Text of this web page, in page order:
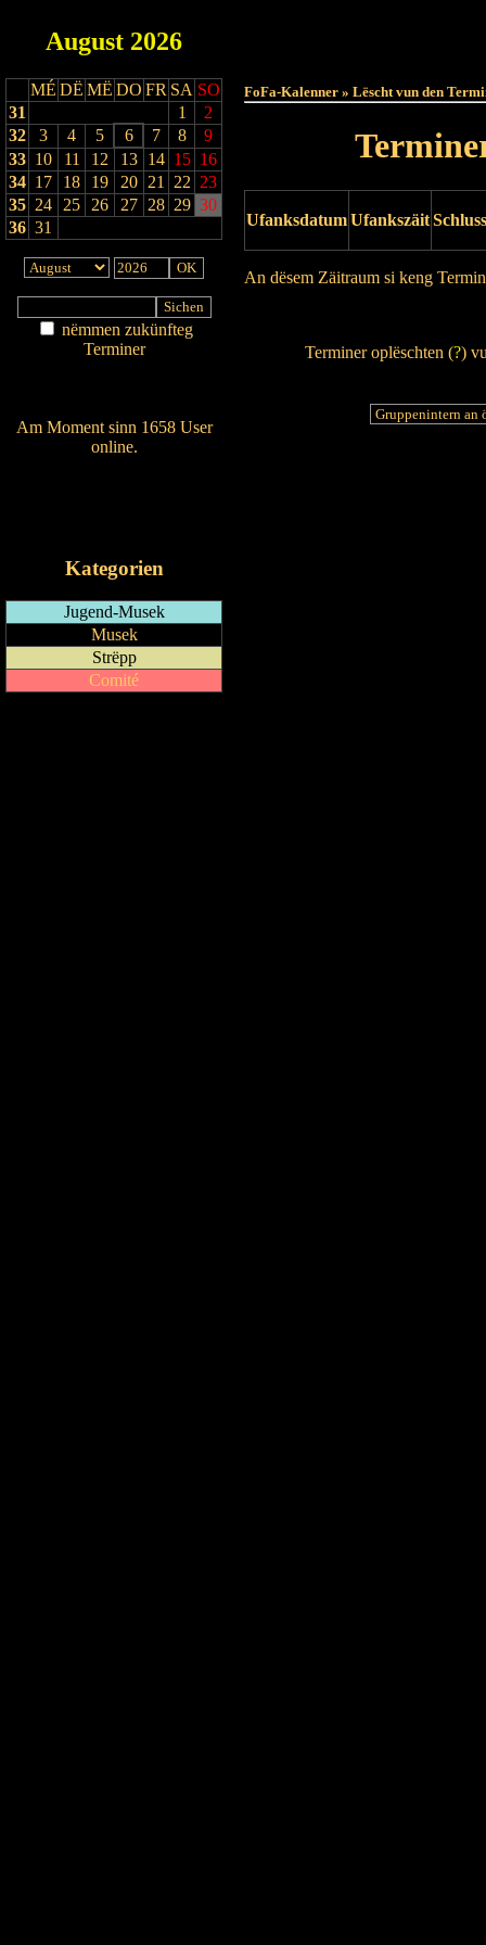
August 2026
MÉ DË MË DO FR SA SO
31
1
2
32
3 4 5 6 7 8
9
33 10 11 12 13 14 15 16
34 17 18 19 20 21 22 23
35 24 25 26 27 28 29 30
36 31
nëmmen zukünfteg
Terminer
Am Moment sinn 1658 User
online.
Kategorien
Jugend-Musek
Musek
Strëpp
Comité
FoFa-Kalenner » Lëscht vun den
UfanksdatumUfankszäit
An dësem Zäitraum si keng
Terminer oplëschten (?)